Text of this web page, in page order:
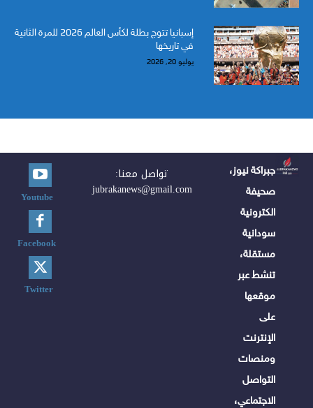
إسبانيا تتوج بطلة لكأس العالم 2026 للمرة الثانية
في تاريخها
يوليو 20, 2026
جبراكة نيوز،
صحيفة
الكترونية
سودانية
مستقلة،
تنشط عبر
موقعها
على
الإنترنت
ومنصات
التواصل
الاجتماعي،
تواصل معنا:
jubrakanews@gmail.com
Youtube
Facebook
Twitter